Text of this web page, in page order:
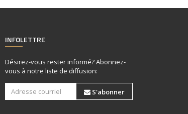
INFOLETTRE
Désirez-vous rester informé? Abonnez-
vous à notre liste de diffusion:
S'abonner